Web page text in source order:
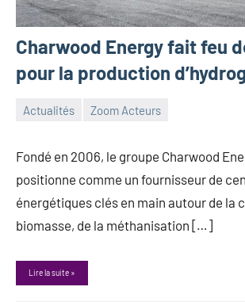
Charwood Energy fait feu
pour la production
Actualités Zoom Acteurs
2024
Fondé en 2006, le groupe Charwood
positionne comme un fournisseur de
énergétiques clés en main autour de la
biomasse, de la méthanisation […]
Lire la suite